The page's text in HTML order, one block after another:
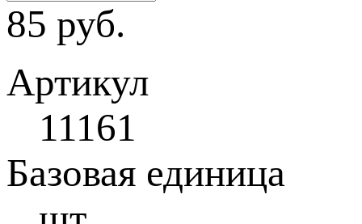
85 руб.
Артикул
11161
Базовая единица